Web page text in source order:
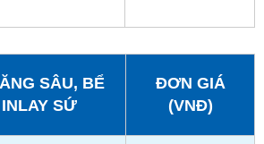
SÂU, BỂ
SỨ
ĐƠN GIÁ
(VNĐ)